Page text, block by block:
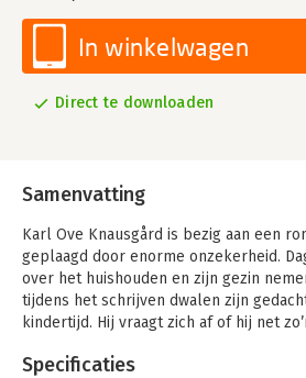
In winkelwagen
Direct te downloaden
Samenvatting
Karl Ove Knausgård is bezig aan een
geplaagd door enorme onzekerheid.
over het huishouden en zijn gezin
tijdens het schrijven dwalen zijn
kindertijd. Hij vraagt zich af of hij net
Specificaties